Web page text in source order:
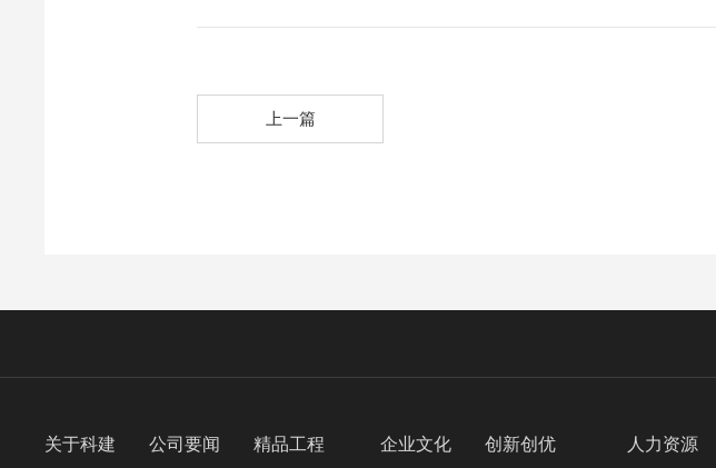
上一篇
关于科建 公司要闻 精品工程 企业文化 创新创优 人力资源